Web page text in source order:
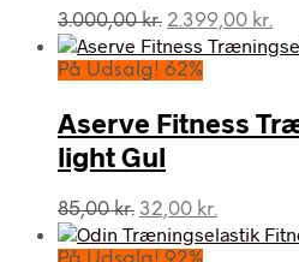
3.000,00kr. Den
oprindelige
pris
3.000,00 kr..
2.399,00 kr.
På Udsalg! 62%
Aserve Fitness
light Gul
85,00kr. Den
oprindelige
pris
32,00 kr.
aktuelle